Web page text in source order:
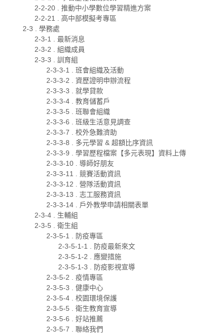
2-2-20 . 推動中小學數位學習精進方案
2-2-21 . 高中部模擬考專區
2-3 . 學務處
2-3-1 . 最新消息
2-3-2 . 組織成員
2-3-3 . 訓育組
2-3-3-1 . 班會組織及活動
2-3-3-2 . 資歷證明申辦流程
2-3-3-3 . 就學貸款
2-3-3-4 . 教育儲蓄戶
2-3-3-5 . 班聯會組織
2-3-3-6 . 班級生活意見調查
2-3-3-7 . 校外急難濟助
2-3-3-8 . 多元學習 & 超額比序資訊
2-3-3-9 . 學習歷程檔案【多元表現】資料上傳
2-3-3-10 . 導師好朋友
2-3-3-11 . 競賽活動資訊
2-3-3-12 . 營隊活動資訊
2-3-3-13 . 志工服務資訊
2-3-3-14 . 戶外教學申請相關表單
2-3-4 . 生輔組
2-3-5 . 衛生組
2-3-5-1 . 防疫專區
2-3-5-1-1 . 防疫最新來文
2-3-5-1-2 . 應變措施
2-3-5-1-3 . 防疫影視宣導
2-3-5-2 . 疫情專區
2-3-5-3 . 健康中心
2-3-5-4 . 校園環境保護
2-3-5-5 . 衛生教育宣導
2-3-5-6 . 好站推薦
2-3-5-7 . 聯絡我們